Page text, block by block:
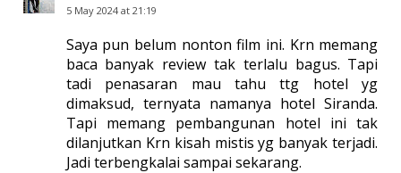
5 May 2024 at 21:19
Saya pun belum nonton film ini. Krn memang
baca banyak review tak terlalu bagus. Tapi
tadi penasaran mau tahu ttg hotel yg
dimaksud, ternyata namanya hotel Siranda.
Tapi memang pembangunan hotel ini tak
dilanjutkan Krn kisah mistis yg banyak terjadi.
Jadi terbengkalai sampai sekarang.